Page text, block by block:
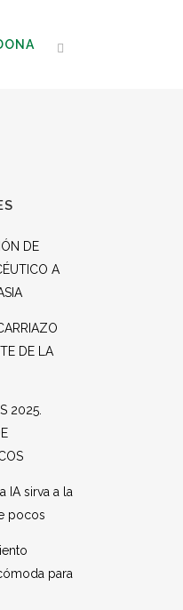
DE
A
DE LA
2025.
IA sirva a la
pocos
para